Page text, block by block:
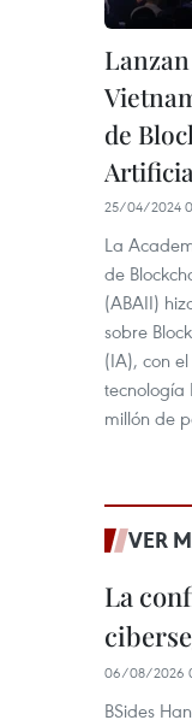
de
25/04/2024
La
de
(ABAII)
sobre
(IA), con
tecnología
millón de
VER
La
06/08/2026
BSides